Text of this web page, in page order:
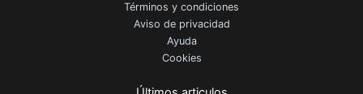
Términos y condiciones
Aviso de privacidad
Ayuda
Cookies